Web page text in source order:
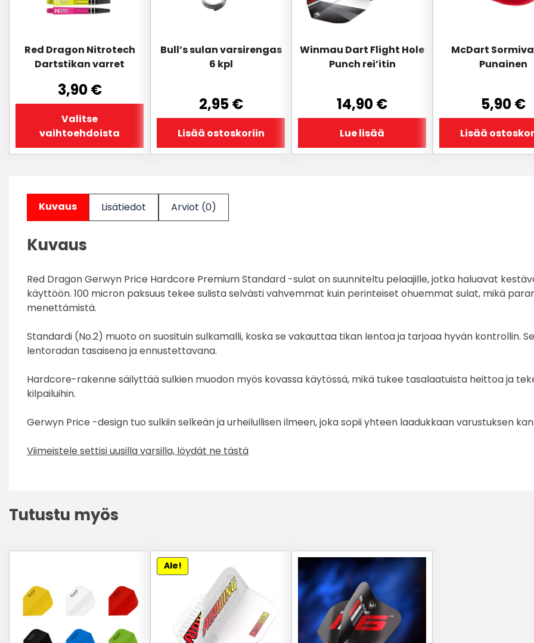
Red Dragon Nitrotech
Dartstikan varret
3,90€
Valitse
vaihtoehdoista
valinnat
Bull’s sulan varsirengas
6 kpl
2,95€
Lisää ostoskoriin
Winmau Dart Flight Hole
Punch rei’itin
14,90€
Lue lisää
McDart
Punainen
5,90€
Lisää
Kuvaus Lisätiedot Arviot (0)
Kuvaus
Red Dragon Gerwyn Price Hardcore Premium Standard -sulat on suunniteltu pelaajille, jotka haluavat
käyttöön. 100 micron paksuus tekee sulista selvästi vahvemmat kuin perinteiset ohuemmat sulat, mikä
menettämistä.
Standardi (No.2) muoto on suosituin sulkamalli, koska se vakauttaa tikan lentoa ja tarjoaa hyvän kontrollin.
lentoradan tasaisena ja ennustettavana.
Hardcore-rakenne säilyttää sulkien muodon myös kovassa käytössä, mikä tukee tasalaatuista heittoa ja
kilpailuihin.
Gerwyn Price -design tuo sulkiin selkeän ja urheilullisen ilmeen, joka sopii yhteen laadukkaan varustuksen
Viimeistele settisi uusilla varsilla, löydät ne tästä
Tutustu myös
on
useampi
muunnelma.
Voit
Ale!